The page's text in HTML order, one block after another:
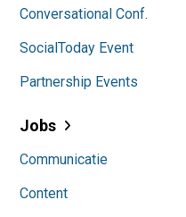
Conversational Conf.
SocialToday Event
Partnership Events
Jobs
Communicatie
Content